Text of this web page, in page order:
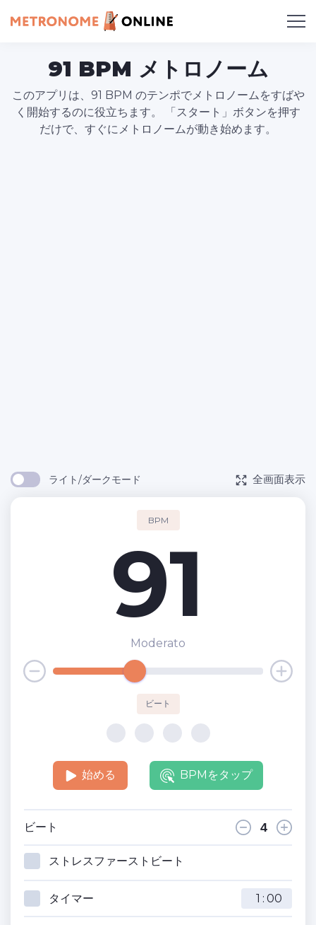
91 BPM メトロノーム
このアプリは、91 BPM のテンポでメトロノームをすばや
く開始するのに役立ちます。 「スタート」ボタンを押す
だけで、すぐにメトロノームが動き始めます。
ライト/ダークモード 全画面表示
BPM
91
Moderato
ビート
始める BPMをタップ
ビート
ストレスファーストビート
タイマー :